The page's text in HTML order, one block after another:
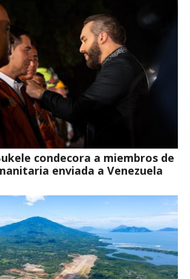
condecora a miembros de
enviada a Venezuela